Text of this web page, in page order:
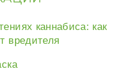
каннабиса: как
вредителя